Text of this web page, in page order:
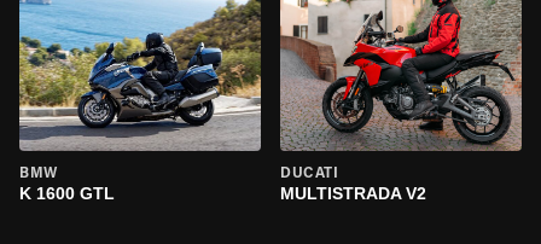
BMW
K 1600 GTL
DUCATI
MULTISTRADA V2